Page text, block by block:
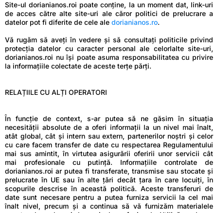
Site-ul dorianianos.roi poate conține, la un moment dat, link-uri
de acces către alte site-uri ale căror politici de prelucrare a
datelor pot fi diferite de cele ale dorianianos.ro.
Vă rugăm să aveți în vedere și să consultați politicile privind
protecția datelor cu caracter personal ale celorlalte site-uri,
dorianianos.roi nu îşi poate asuma responsabilitatea cu privire
la informațiile colectate de aceste terțe părți.
RELAȚIILE CU ALȚI OPERATORI
În funcție de context, s-ar putea să ne găsim în situația
necesității absolute de a oferi informații la un nivel mai înalt,
atât global, cât și intern sau extern, partenerilor noștri și celor
cu care facem transfer de date cu respectarea Regulamentului
mai sus amintit, în virtutea asigurării oferirii unor servicii cât
mai profesionale cu putință. Informațiile controlate de
dorianianos.roi ar putea fi transferate, transmise sau stocate și
prelucrate în UE sau în alte țări decât țara în care locuiți, în
scopurile descrise în această politică. Aceste transferuri de
date sunt necesare pentru a putea furniza servicii la cel mai
înalt nivel, precum și a continua să vă furnizăm materialele